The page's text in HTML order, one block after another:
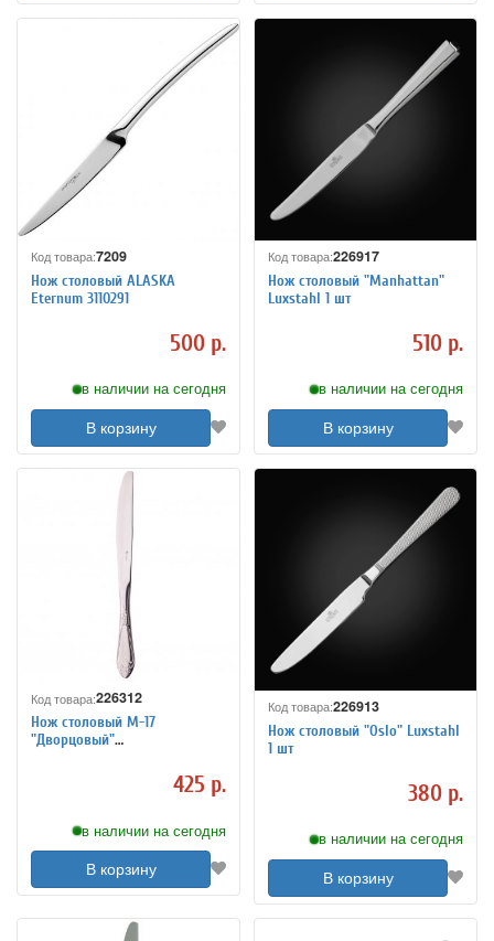
Код товара:7209
Нож столовый ALASKA
Eternum 3110291
500 р.
в наличии на сегодня
В корзину
Код товара:226917
Нож столовый "Manhattan"
Luxstahl 1 шт
510 р.
в наличии на сегодня
В корзину
Код товара:226312
Нож столовый М-17
"Дворцовый"
425 р.
в наличии на сегодня
В корзину
Код товара:226913
Нож столовый "Oslo" Luxstahl
1 шт
380 р.
в наличии на сегодня
В корзину